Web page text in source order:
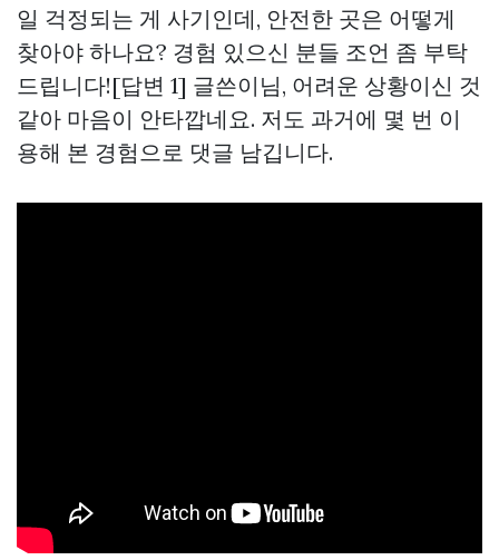
일 걱정되는 게 사기인데, 안전한 곳은 어떻게
찾아야 하나요? 경험 있으신 분들 조언 좀 부탁
드립니다![답변 1] 글쓴이님, 어려운 상황이신 것
같아 마음이 안타깝네요. 저도 과거에 몇 번 이
용해 본 경험으로 댓글 남깁니다.